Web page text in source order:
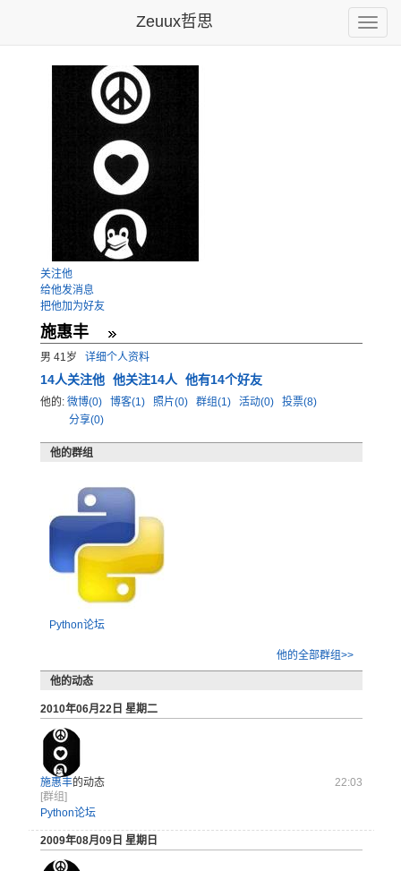
Toggle
Zeuux哲思
关注他
给他发消息
把他加为好友
施惠丰
男 41岁 详细个人资料
14人关注他 他关注14人 他有14个好友
他的: 微博(0) 博客(1) 照片(0) 群组(1) 活动(0)
投票(8)
分享(0)
他的群组
Python论坛
他的全部群组>>
他的动态
2010年06月22日 星期二
施惠丰的动态
22:03
[群组]
Python论坛
2009年08月09日 星期日